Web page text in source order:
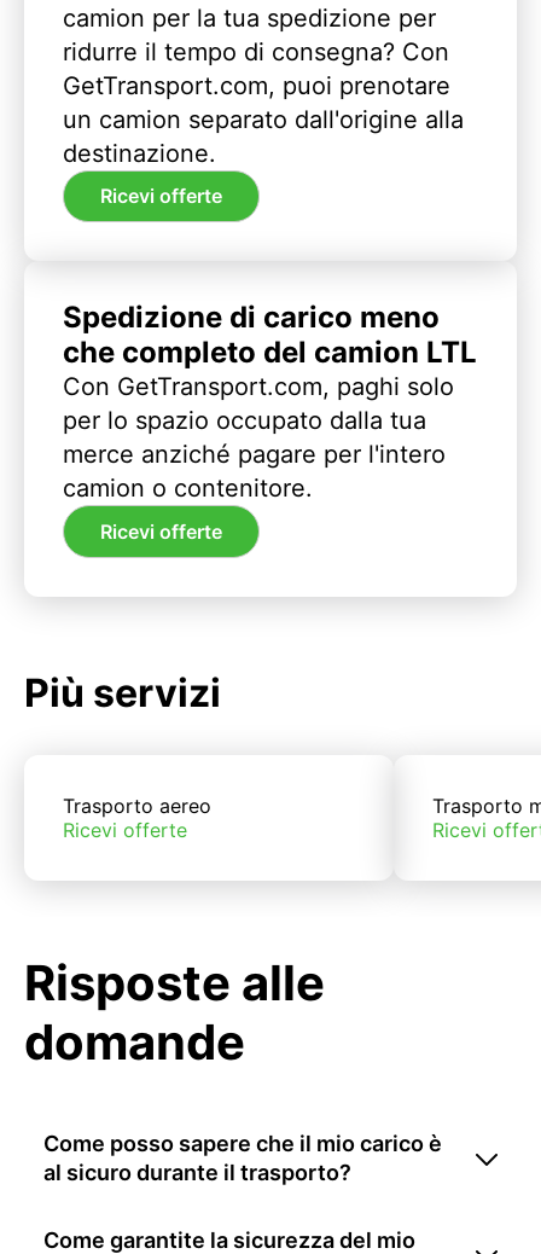
camion per la tua spedizione per
ridurre il tempo di consegna? Con
GetTransport.com, puoi prenotare
un camion separato dall'origine alla
destinazione.
Ricevi offerte
Spedizione di carico meno
che completo del camion LTL
Con GetTransport.com, paghi solo
per lo spazio occupato dalla tua
merce anziché pagare per l'intero
camion o contenitore.
Ricevi offerte
Più servizi
Trasporto aereo
Ricevi offerte
Trasporto
Ricevi
Risposte alle
domande
Come posso sapere che il mio carico è
al sicuro durante il trasporto?
Come garantite la sicurezza del mio